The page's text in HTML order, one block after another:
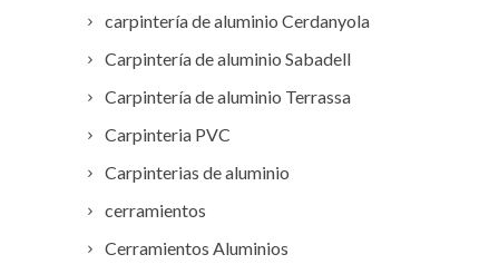
carpintería de aluminio Cerdanyola
Carpintería de aluminio Sabadell
Carpintería de aluminio Terrassa
Carpinteria PVC
Carpinterias de aluminio
cerramientos
Cerramientos Aluminios